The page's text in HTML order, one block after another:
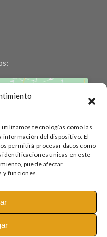
tecnologías como las
información del dispositivo. El
permitirá procesar datos como
identificaciones únicas en este
puede afectar
y funciones.
de marketing